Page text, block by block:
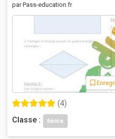
par Pass-education.fr
(4)
Classe :
6ème